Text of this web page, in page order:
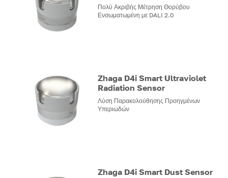
Πολύ Ακριβής Μέτρηση Θορύβου
Ενσωματωμένη με DALI 2.0
Zhaga D4i Smart Ultraviolet
Radiation Sensor
Λύση Παρακολούθησης Προηγμένων
Υπεριωδών
Zhaga D4i Smart Dust Sensor